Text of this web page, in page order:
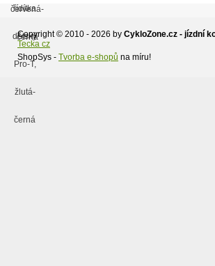
Copyright © 2010 - 2026 by CykloZone.cz - jízdní
Tecka cz
ShopSys - Tvorba e-shopů na míru!